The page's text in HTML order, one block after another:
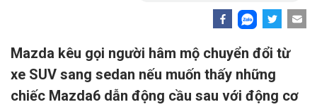
Mazda kêu gọi người hâm mộ chuyển đổi từ
xe SUV sang sedan nếu muốn thấy những
chiếc Mazda6 dẫn động cầu sau với động cơ